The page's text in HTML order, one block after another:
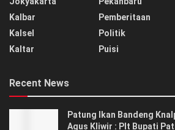
Kalbar
Kalsel
Kaltar
Pemberitaan
Politik
Puisi
Recent News
Patung Ikan Bandeng
Agus Kliwir : Plt Bupati